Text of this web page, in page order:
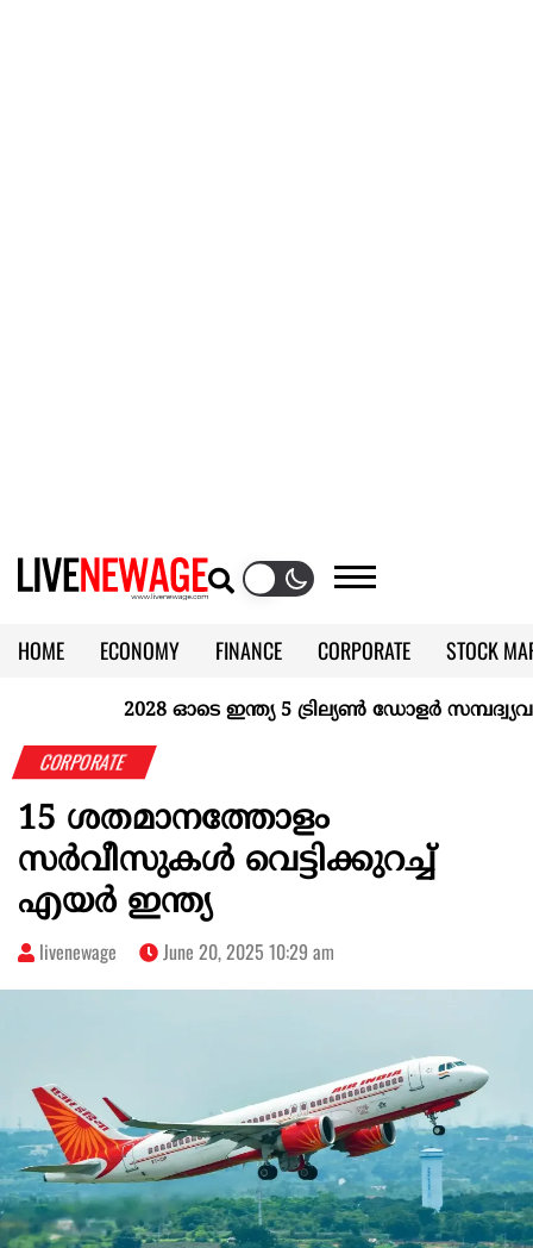
HOME ECONOMY FINANCE CORPORATE
STOCK
KERALA @70
2028 ഓടെ ഇന്ത്യ 5 ട്രില്യണ്‍ ഡോളര്‍
CORPORATE
15 ശതമാനത്തോളം
സർവീസുകൾ വെട്ടിക്കുറച്ച്
എയർ ഇന്ത്യ
livenewage June 20, 2025 10:29 am